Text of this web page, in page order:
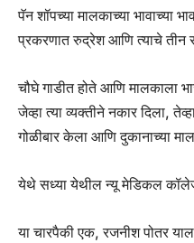
पॅन शॉपच्या मालकाच्या भावाच्या
प्रकरणात रुद्रेश आणि त्याचे तीन
चौघे गाडीत होते आणि मालकाला
जेव्हा त्या व्यक्तीने नकार दिला,
गोळीबार केला आणि दुकानाच्या
येथे सध्या येथील न्यू मेडिकल
या चारपैकी एक, रजनीश पोतर